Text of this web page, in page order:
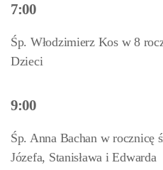
7:00
Śp. Włodzimierz Kos w 8
Dzieci
9:00
Śp. Anna Bachan w rocznicę
Józefa, Stanisława i Edwarda